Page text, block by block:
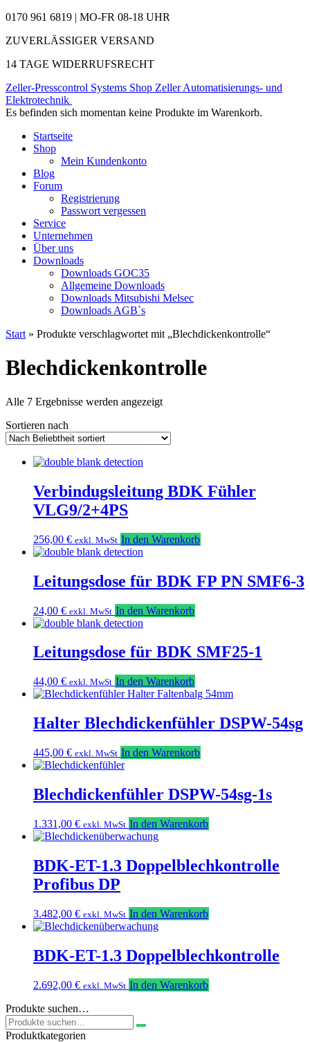
0170 961 6819 | MO-FR 08-18 UHR
ZUVERLÄSSIGER VERSAND
14 TAGE WIDERRUFSRECHT
Zeller-Presscontrol Systems Shop Zeller Automatisierungs- und
Elektrotechnik
Es befinden sich momentan keine Produkte im Warenkorb.
Startseite
Shop
Mein Kundenkonto
Blog
Forum
Registrierung
Passwort vergessen
Service
Unternehmen
Über uns
Downloads
Downloads GOC35
Allgemeine Downloads
Downloads Mitsubishi Melsec
Downloads AGB`s
Start » Produkte verschlagwortet mit „Blechdickenkontrolle“
Blechdickenkontrolle
Alle 7 Ergebnisse werden angezeigtNach
Sortieren nach
Verbindugsleitung BDK Fühler
VLG9/2+4PS
256,00 € exkl. MwSt In den Warenkorb
Leitungsdose für BDK FP PN SMF6-3
24,00 € exkl. MwSt In den Warenkorb
Leitungsdose für BDK SMF25-1
44,00 € exkl. MwSt In den Warenkorb
Halter Blechdickenfühler DSPW-54sg
445,00 € exkl. MwSt In den Warenkorb
Blechdickenfühler DSPW-54sg-1s
1.331,00 € exkl. MwSt In den Warenkorb
BDK-ET-1.3 Doppelblechkontrolle
Profibus DP
3.482,00 € exkl. MwSt In den Warenkorb
BDK-ET-1.3 Doppelblechkontrolle
2.692,00 € exkl. MwSt In den Warenkorb
Produkte suchen…
Suchen
nach:
Produktkategorien